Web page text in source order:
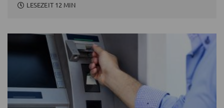
Auskunft und klären, wie Sie sich falsch überwiesenes
LESEZEIT 12 MIN